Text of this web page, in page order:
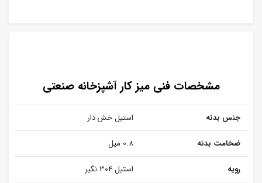
مشخصات فنی میز کار آشپزخانه صنعتی
جنس بدنه استیل خش دار
ضخامت بدنه 0.8 میل
رویه استیل 304 نگیر